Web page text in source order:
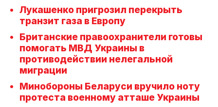
Лукашенко пригрозил перекрыть
транзит газа в Европу
Британские правоохранители готовы
помогать МВД Украины в
противодействии нелегальной
миграции
Минобороны Беларуси вручило ноту
протеста военному атташе Украины